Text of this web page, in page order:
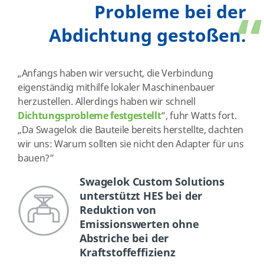
Probleme bei der
Abdichtung gestoßen.
„Anfangs haben wir versucht, die Verbindung
eigenständig mithilfe lokaler Maschinenbauer
herzustellen. Allerdings haben wir schnell
Dichtungsprobleme festgestellt”, fuhr Watts fort.
„Da Swagelok die Bauteile bereits herstellte, dachten
wir uns: Warum sollten sie nicht den Adapter für uns
bauen?”
Swagelok Custom Solutions
unterstützt HES bei der
Reduktion von
Emissionswerten ohne
Abstriche bei der
Kraftstoffeffizienz